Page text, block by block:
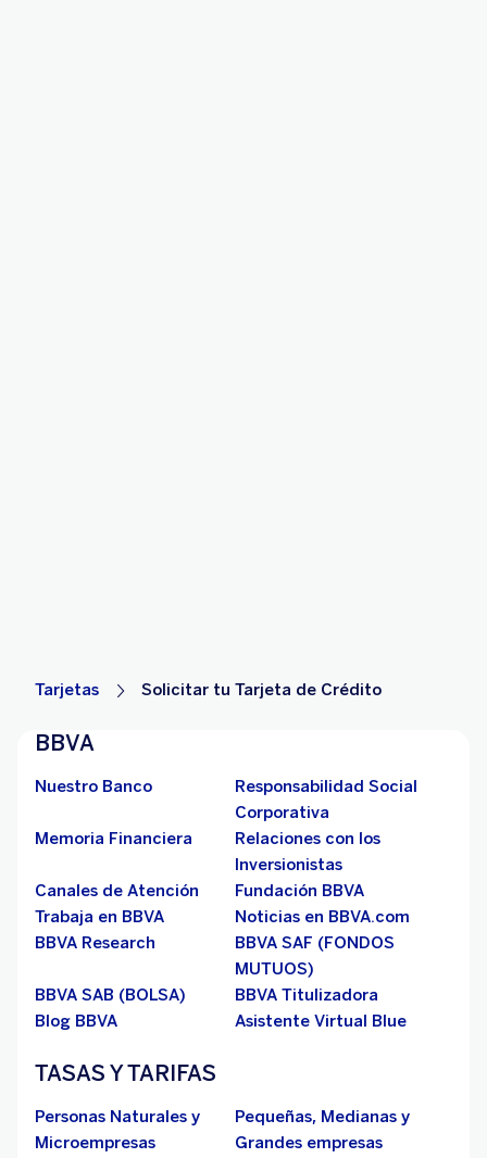
Tarjetas Solicitar tu Tarjeta de Crédito
BBVA
Nuestro Banco
Responsabilidad Social
Corporativa
Memoria Financiera
Relaciones con los
Inversionistas
Canales de Atención
Fundación BBVA
Trabaja en BBVA
Noticias en BBVA.com
BBVA Research
BBVA SAF (FONDOS
MUTUOS)
BBVA SAB (BOLSA)
BBVA Titulizadora
Blog BBVA
Asistente Virtual Blue
TASAS Y TARIFAS
Personas Naturales y
Microempresas
Pequeñas, Medianas y
Grandes empresas